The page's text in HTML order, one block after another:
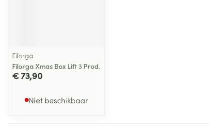
Filorga
Filorga Xmas Box Lift 3 Prod.
€ 73,90
Niet beschikbaar